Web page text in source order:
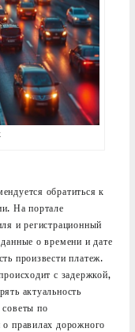
обратиться к
На портале
и регистрационный
о времени и дате
произвести платеж.
с задержкой,
актуальность
по
правилах дорожного